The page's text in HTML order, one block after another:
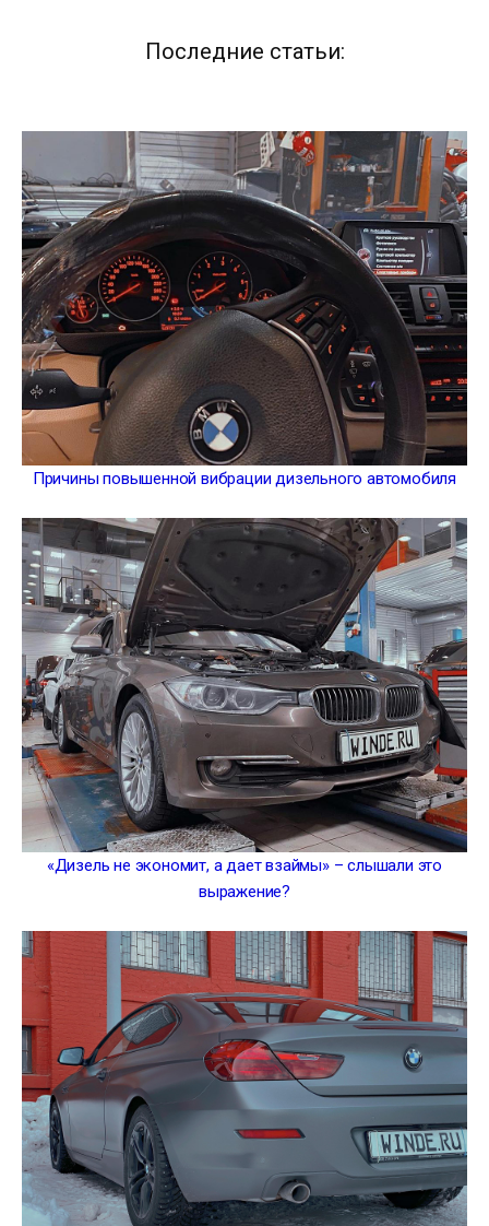
Последние статьи:
Причины повышенной вибрации дизельного автомобиля
«Дизель не экономит, а дает взаймы» – слышали это
выражение?